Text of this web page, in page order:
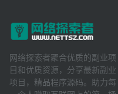
网络探索者聚合优质的副业项
目和优质资源，分享最新副业
项目，精品程序源码。助力每